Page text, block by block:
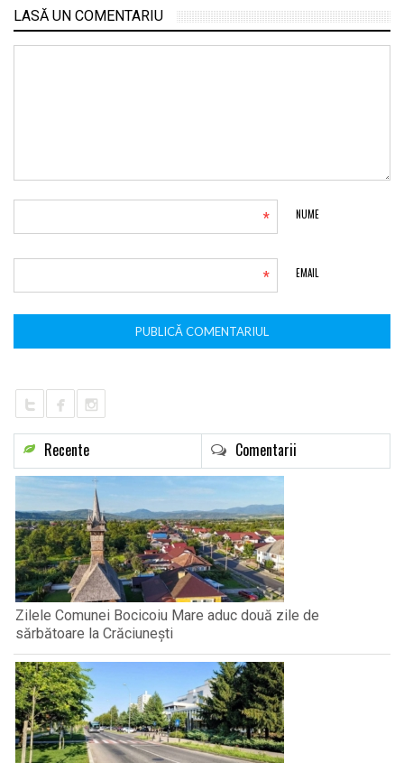
LASĂ UN COMENTARIU
NUME
*
EMAIL
*
Recente Comentarii
Zilele Comunei Bocicoiu Mare aduc două zile de
sărbătoare la Crăciunești